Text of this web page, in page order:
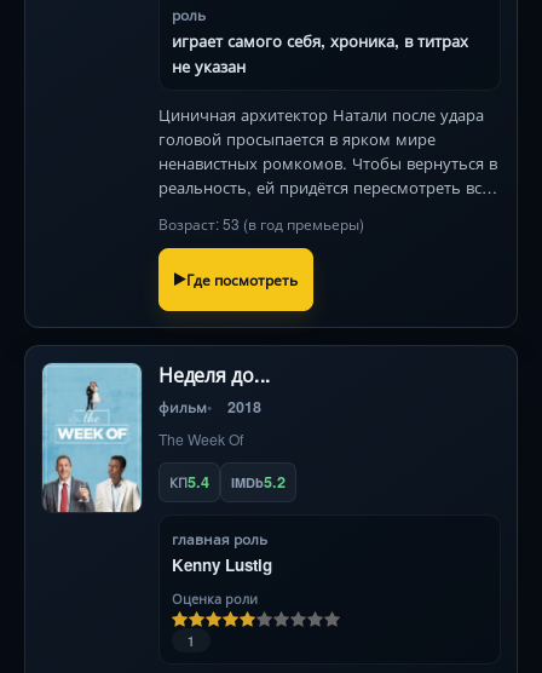
роль
играет самого себя, хроника, в титрах
не указан
Циничная архитектор Натали после удара
головой просыпается в ярком мире
ненавистных ромкомов. Чтобы вернуться в
реальность, ей придётся пересмотреть все
Возраст: 53 (в год премьеры)
Где посмотреть
Неделя до...
фильм 2018
The Week Of
КП5.4 IMDb5.2
главная роль
Kenny Lustig
Оценка роли
1